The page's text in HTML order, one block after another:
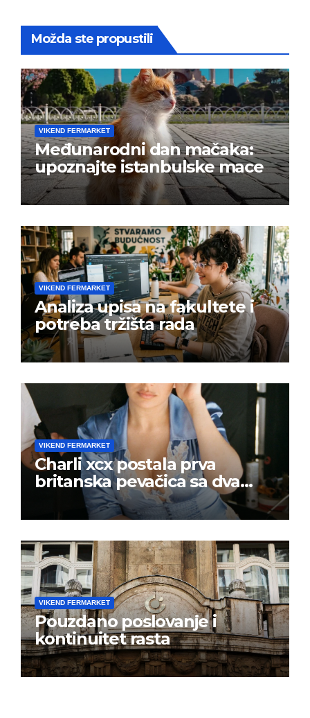
Možda ste propustili
VIKEND FERMARKET
Međunarodni dan mačaka:
upoznajte istanbulske mace
VIKEND FERMARKET
Analiza upisa na fakultete i
potreba tržišta rada
VIKEND FERMARKET
Charli xcx postala prva
britanska pevačica sa dva
albuma na prvom mestu u
istoj kalendarskoj godini
VIKEND FERMARKET
Pouzdano poslovanje i
kontinuitet rasta